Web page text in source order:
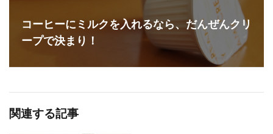
コーヒーにミルクを入れるなら、だんぜんクリ
ープで決まり！
関連する記事